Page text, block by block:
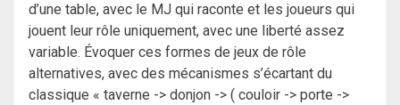
d’une table, avec le MJ qui raconte et les joueurs qui
jouent leur rôle uniquement, avec une liberté assez
variable. Évoquer ces formes de jeux de rôle
alternatives, avec des mécanismes s’écartant du
classique « taverne -> donjon -> ( couloir -> porte ->